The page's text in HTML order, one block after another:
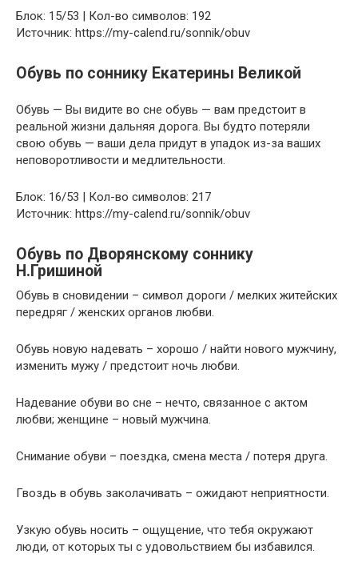
Блок: 15/53 | Кол-во символов: 192
Источник: https://my-calend.ru/sonnik/obuv
Обувь по соннику Екатерины Великой
Обувь — Вы видите во сне обувь — вам предстоит в
реальной жизни дальняя дорога. Вы будто потеряли
свою обувь — ваши дела придут в упадок из-за ваших
неповоротливости и медлительности.
Блок: 16/53 | Кол-во символов: 217
Источник: https://my-calend.ru/sonnik/obuv
Обувь по Дворянскому соннику
Н.Гришиной
Обувь в сновидении – символ дороги / мелких житейских
передряг / женских органов любви.
Обувь новую надевать – хорошо / найти нового мужчину,
изменить мужу / предстоит ночь любви.
Надевание обуви во сне – нечто, связанное с актом
любви; женщине – новый мужчина.
Снимание обуви – поездка, смена места / потеря друга.
Гвоздь в обувь заколачивать – ожидают неприятности.
Узкую обувь носить – ощущение, что тебя окружают
люди, от которых ты с удовольствием бы избавился.